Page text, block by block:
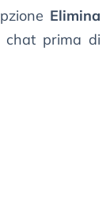
Elimina
chat prima di